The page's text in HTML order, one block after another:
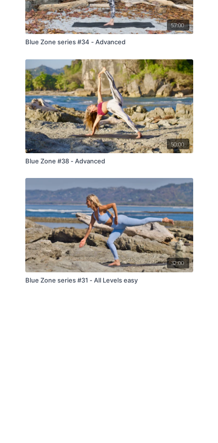
57:00
Blue Zone series #34 - Advanced
50:00
Blue Zone #38 - Advanced
32:00
Blue Zone series #31 - All Levels easy